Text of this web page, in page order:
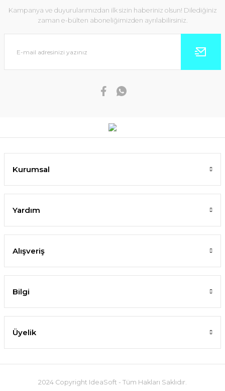
Kampanya ve duyurularımızdan ilk sizin haberiniz olsun! Dilediğiniz
zaman e-bülten aboneliğimizden ayrılabilirsiniz.
Kurumsal
Yardım
Alışveriş
Bilgi
Üyelik
2024 Copyright IdeaSoft - Tüm Hakları Saklıdır.